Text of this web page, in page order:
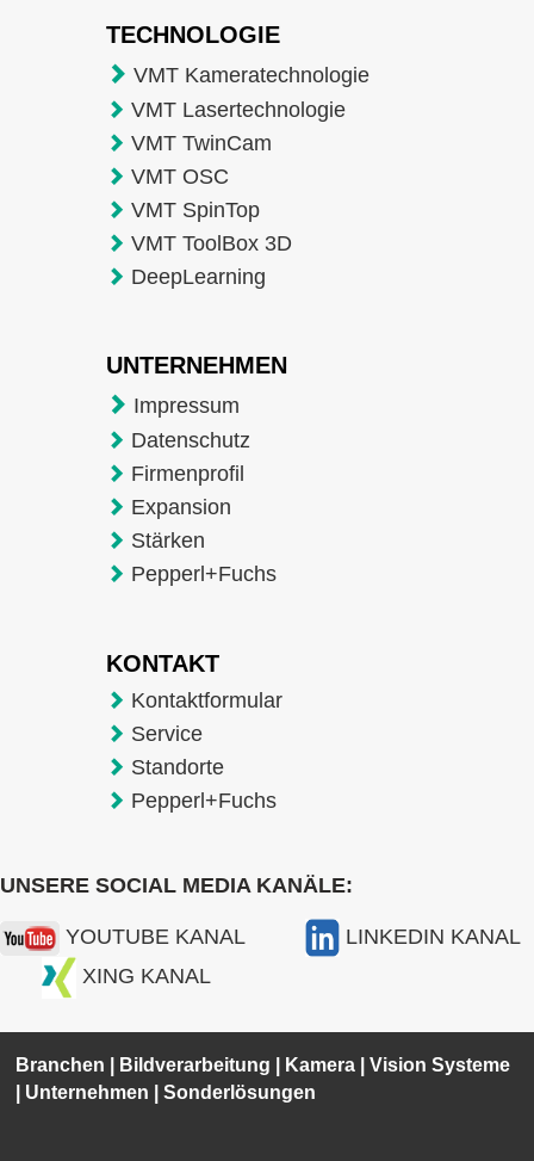
TECHNOLOGIE
VMT Kameratechnologie
VMT Lasertechnologie
VMT TwinCam
VMT OSC
VMT SpinTop
VMT ToolBox 3D
DeepLearning
UNTERNEHMEN
Impressum
Datenschutz
Firmenprofil
Expansion
Stärken
Pepperl+Fuchs
KONTAKT
Kontaktformular
Service
Standorte
Pepperl+Fuchs
UNSERE SOCIAL MEDIA KANÄLE:
YOUTUBE KANAL
LINKEDIN KANAL
XING KANAL
Branchen Bildverarbeitung Kamera |Vision Systeme
Unternehmen |Sonderlösungen